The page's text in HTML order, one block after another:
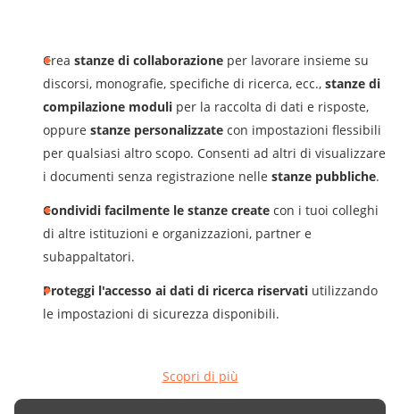
Crea stanze di collaborazione per lavorare insieme su
discorsi, monografie, specifiche di ricerca, ecc., stanze di
compilazione moduli per la raccolta di dati e risposte,
oppure stanze personalizzate con impostazioni flessibili
per qualsiasi altro scopo. Consenti ad altri di visualizzare
i documenti senza registrazione nelle stanze pubbliche.
Condividi facilmente le stanze create con i tuoi colleghi
di altre istituzioni e organizzazioni, partner e
subappaltatori.
Proteggi l'accesso ai dati di ricerca riservati utilizzando
le impostazioni di sicurezza disponibili.
Scopri di più